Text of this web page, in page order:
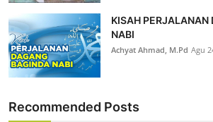
KISAH PERJALANAN
NABI
Achyat Ahmad, M.Pd Agu
Recommended Posts